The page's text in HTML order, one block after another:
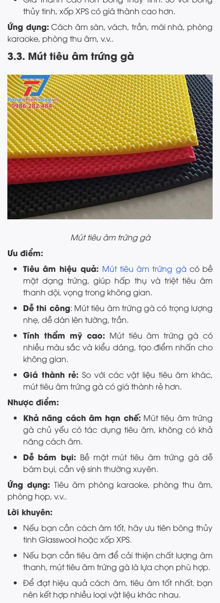
thủy tinh, xốp XPS có giá thành cao hơn.
Ứng dụng: Cách âm sàn, vách, trần, mái nhà, phòng
karaoke, phòng thu âm, v.v..
3.3. Mút tiêu âm trứng gà
Mút tiêu âm trứng gà
Ưu điểm:
Tiêu âm hiệu quả: Mút tiêu âm trứng gà có bề
mặt dạng trứng, giúp hấp thụ và triệt tiêu âm
thanh dội, vọng trong không gian.
Dễ thi công: Mút tiêu âm trứng gà có trọng lượng
nhẹ, dễ dán lên tường, trần.
Tính thẩm mỹ cao: Mút tiêu âm trứng gà có
nhiều màu sắc và kiểu dáng, tạo điểm nhấn cho
không gian.
Giá thành rẻ: So với các vật liệu tiêu âm khác,
mút tiêu âm trứng gà có giá thành rẻ hơn.
Nhược điểm:
Khả năng cách âm hạn chế: Mút tiêu âm trứng
gà chủ yếu có tác dụng tiêu âm, không có khả
năng cách âm.
Dễ bám bụi: Bề mặt mút tiêu âm trứng gà dễ
bám bụi, cần vệ sinh thường xuyên.
Ứng dụng: Tiêu âm phòng karaoke, phòng thu âm,
phòng họp, v.v..
Lời khuyên:
Nếu bạn cần cách âm tốt, hãy ưu tiên bông thủy
tinh Glasswool hoặc xốp XPS.
Nếu bạn cần tiêu âm để cải thiện chất lượng âm
thanh, mút tiêu âm trứng gà là lựa chọn phù hợp.
Để đạt hiệu quả cách âm, tiêu âm tốt nhất, bạn
nên kết hợp nhiều loại vật liệu khác nhau.